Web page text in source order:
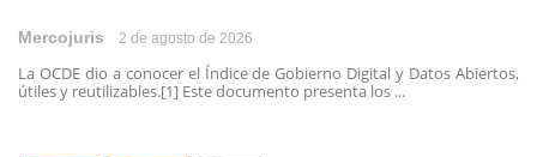
Mercojuris 2 de agosto de 2026
La OCDE dio a conocer el Índice de Gobierno Digital y Datos Abiertos,
útiles y reutilizables.[1] Este documento presenta los ...